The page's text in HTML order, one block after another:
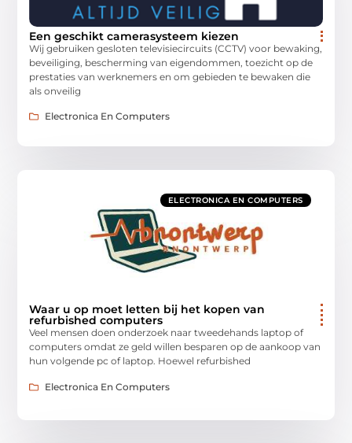
Een geschikt camerasysteem kiezen
Wij gebruiken gesloten televisiecircuits (CCTV) voor bewaking,
beveiliging, bescherming van eigendommen, toezicht op de
prestaties van werknemers en om gebieden te bewaken die
als onveilig
Electronica En Computers
ELECTRONICA EN COMPUTERS
Waar u op moet letten bij het kopen van
refurbished computers
Veel mensen doen onderzoek naar tweedehands laptop of
computers omdat ze geld willen besparen op de aankoop van
hun volgende pc of laptop. Hoewel refurbished
Electronica En Computers